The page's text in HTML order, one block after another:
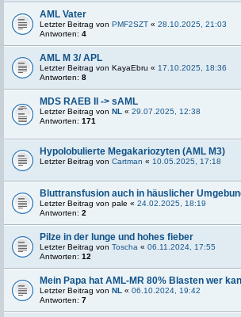
AML Vater
Letzter Beitrag von PMF2SZT « 28.10.2025, 21:03
Antworten: 4
AML M 3/ APL
Letzter Beitrag von KayaEbru « 17.10.2025, 18:36
Antworten: 8
MDS RAEB II -> sAML
Letzter Beitrag von NL « 29.07.2025, 12:38
Antworten: 171
Hypolobulierte Megakariozyten (AML M3)
Letzter Beitrag von Cartman « 10.05.2025, 17:18
Bluttransfusion auch in häuslicher
Letzter Beitrag von pale « 24.02.2025, 18:19
Antworten: 2
Pilze in der lunge und hohes fieber
Letzter Beitrag von Toscha « 06.11.2024, 17:55
Antworten: 12
Mein Papa hat AML-MR 80% Blasten wer
Letzter Beitrag von NL « 06.10.2024, 19:42
Antworten: 7